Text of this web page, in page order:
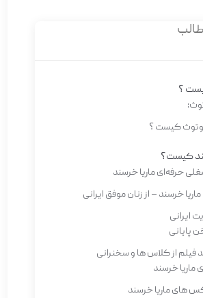
؟
کیست ؟
کیست؟
حرفه‌ای ماریا خرسند
ماریا خرسند – از زنان موفق ایرانی
ایرانی
پایانی
فیلم از کلاس ها و سخنرانی
ماریا خرسند
های ماریا خرسند